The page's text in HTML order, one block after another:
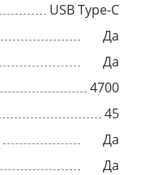
USB Type-C
Да
Да
4700
45
Да
Да